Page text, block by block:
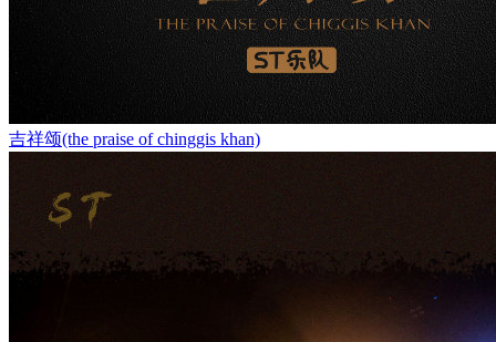
吉祥颂(the praise of chinggis khan)